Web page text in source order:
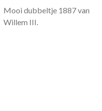
Mooi dubbeltje 1887 van
Willem III.